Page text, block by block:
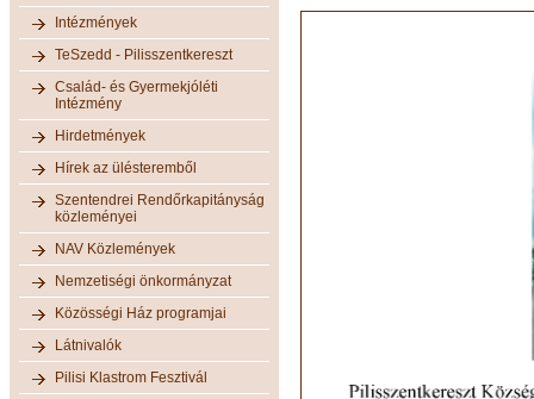
Intézmények
TeSzedd - Pilisszentkereszt
Család- és Gyermekjóléti
Intézmény
Hirdetmények
Hírek az ülésteremből
Szentendrei Rendőrkapitányság
közleményei
NAV Közlemények
Nemzetiségi önkormányzat
Közösségi Ház programjai
Látnivalók
Pilisi Klastrom Fesztivál